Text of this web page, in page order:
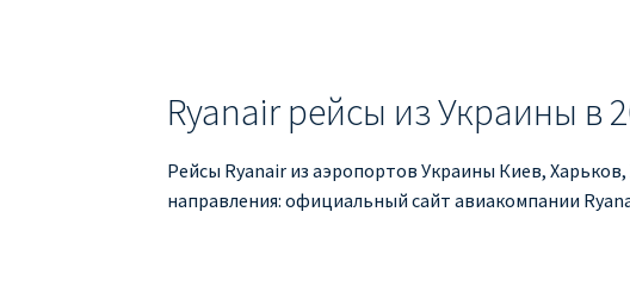
Ryanair рейсы из Украины в
Рейсы Ryanair из аэропортов Украины Киев,
направления: официальный сайт авиакомпании